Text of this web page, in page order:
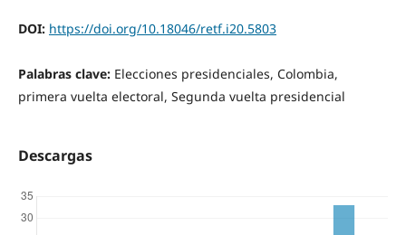
DOI: https://doi.org/10.18046/retf.i20.5803
Palabras clave: Elecciones presidenciales, Colombia,
primera vuelta electoral, Segunda vuelta presidencial
Descargas